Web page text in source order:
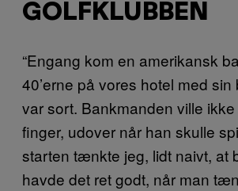
GOLFKLUBBEN
“Engang kom en amerikansk
40’erne på vores hotel med sin
var sort. Bankmanden ville
finger, udover når han skulle
starten tænkte jeg, lidt naivt, at
havde det ret godt, når man